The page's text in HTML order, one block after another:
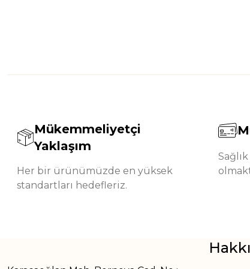
Mükemmeliyetçi
Yaklaşım
Her bir ürünümüzde en yüksek
standartları hedefleriz.